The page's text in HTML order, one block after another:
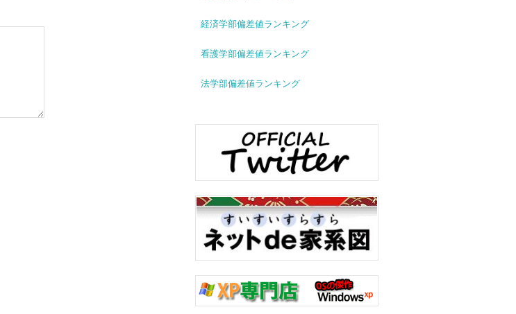
経済学部偏差値ランキング
看護学部偏差値ランキング
法学部偏差値ランキング